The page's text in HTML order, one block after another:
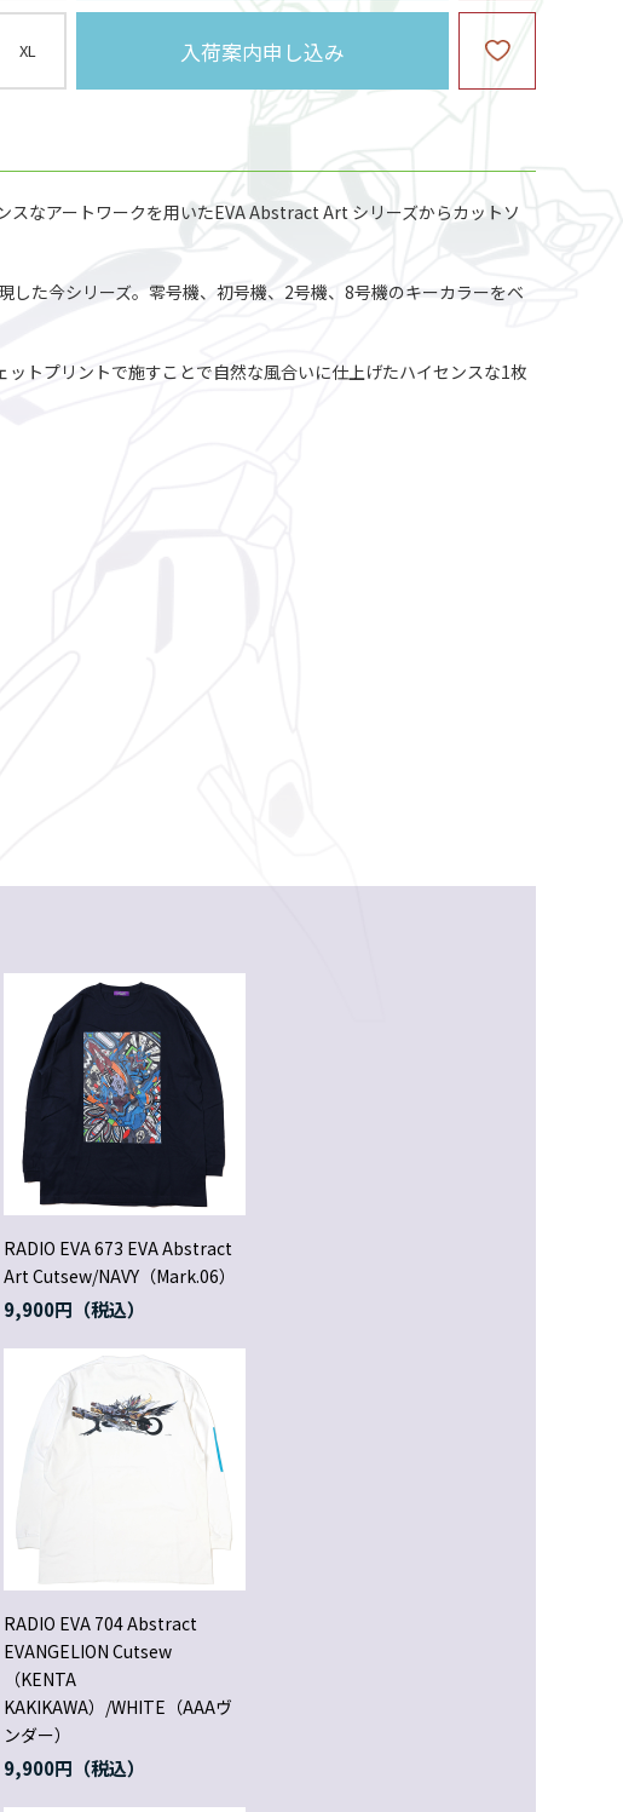
XL 入荷案内申し込み
なアートワークを用いたEVA Abstract Art シリーズからカットソ
た今シリーズ。零号機、初号機、2号機、8号機のキーカラーをベ
トプリントで施すことで自然な風合いに仕上げたハイセンスな1枚
RADIO EVA 673 EVA Abstract
Art Cutsew/NAVY（Mark.06）
9,900円
RADIO EVA 704 Abstract
EVANGELION Cutsew
（KENTA
KAKIKAWA）/WHITE（AAAヴ
ンダー）
9,900円